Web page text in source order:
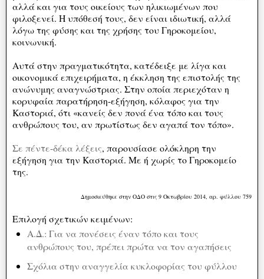
αλλά και για τους οικείους των ηλικιωμένων που
φιλοξενεί. Η υπόθεσή τους, δεν είναι ιδιωτική, αλλά
λόγω της φύσης και της χρήσης του Γηροκομείου,
κοινωνική.
Αυτά στην πραγματικότητα, κατέδειξε με λίγα και
οικονομικά επιχειρήματα, η έκκληση της επιστολής της
ανώνυμης αναγνώστριας. Στην οποία περιεχόταν η
κορυφαία παρατήρηση-εξήγηση, κόλαφος για την
Καστοριά, ότι «κανείς δεν πονά ένα τόπο και τους
ανθρώπους του, αν πρωτίστως δεν αγαπά τον τόπο».
Σε πέντε-δέκα λέξεις, παρουσίασε ολόκληρη την
εξήγηση για την Καστοριά. Με ή χωρίς το Γηροκομείο
της.
Δημοσιεύθηκε στην ΟΔΟ στις 9 Οκτωβρίου 2014, αρ. φύλλου 759
Επιλογή σχετικών κειμένων:
Α.Δ.: Για να πονέσεις έναν τόπο και τους
ανθρώπους του, πρέπει πρώτα να τον αγαπήσεις
Σχόλια στην αναγγελία κυκλοφορίας του φύλλου